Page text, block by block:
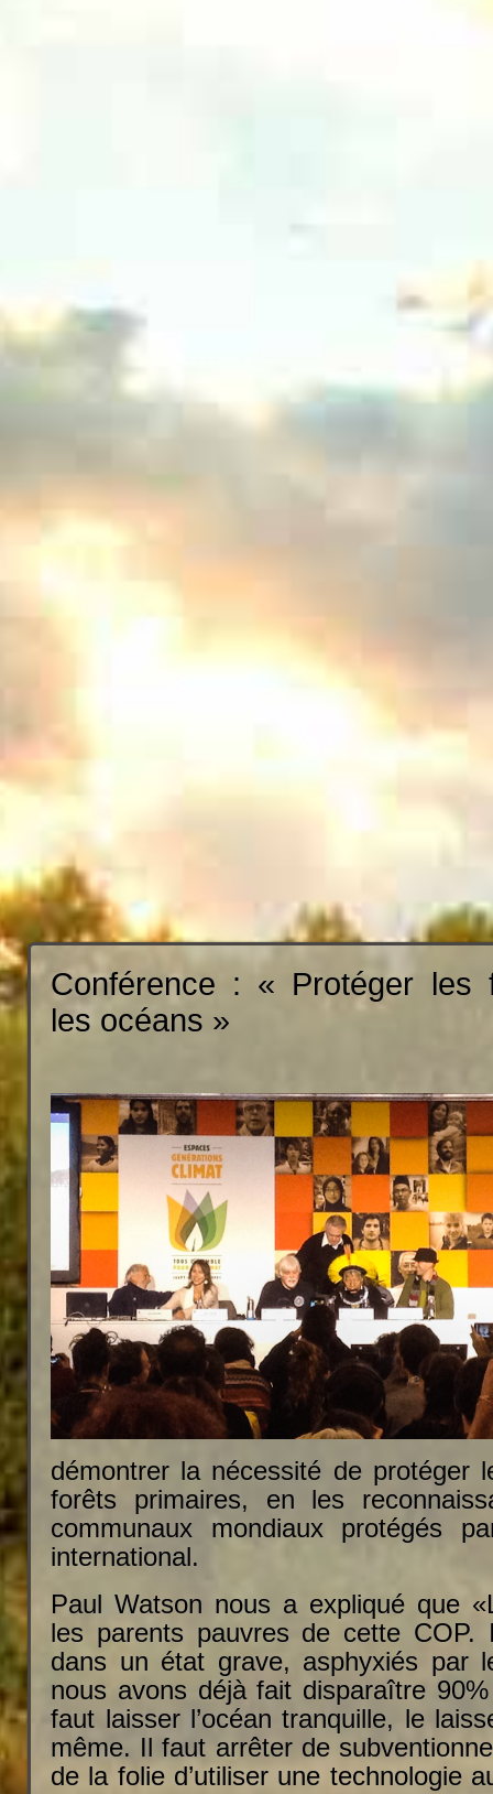
Conférence : « Protéger les
les océans »
démontrer la nécessité de protéger
forêts primaires, en les
communaux mondiaux protégés
international.
Paul Watson nous a expliqué que
les parents pauvres de cette COP.
dans un état grave, asphyxiés par
nous avons déjà fait disparaître
faut laisser l’océan tranquille, le
même. Il faut arrêter de
de la folie d’utiliser une technologie